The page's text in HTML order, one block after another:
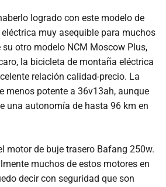
logrado con este modelo de
muy asequible para muchos
otro modelo NCM Moscow Plus,
la bicicleta de montaña eléctrica
relación calidad-precio. La
menos potente a 36v13ah, aunque
una autonomía de hasta 96 km en
motor de buje trasero Bafang 250w.
muchos de estos motores en
decir con seguridad que son